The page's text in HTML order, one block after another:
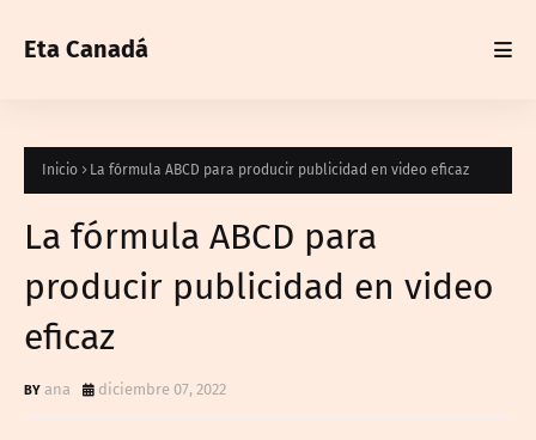
Eta Canadá
Inicio La fórmula ABCD para producir publicidad en video eficaz
La fórmula ABCD para
producir publicidad en video
eficaz
ana diciembre 07, 2022